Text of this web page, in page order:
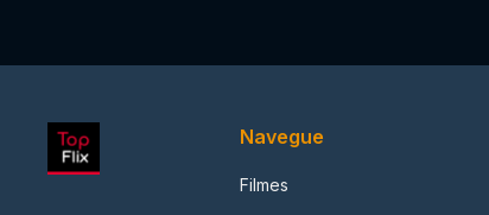
Navegue
Filmes